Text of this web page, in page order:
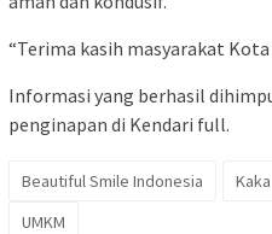
“Terima kasih masyarakat
Informasi yang berhasil
penginapan di Kendari full.
Beautiful Smile Indonesia Kaka
UMKM